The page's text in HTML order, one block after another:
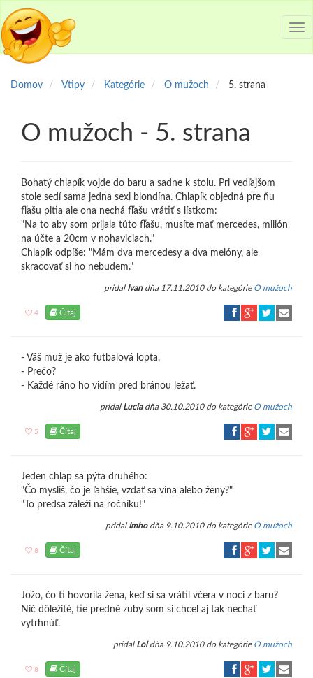
Domov Vtipy Kategórie O mužoch 5. strana
O mužoch - 5. strana
Bohatý chlapík vojde do baru a sadne k stolu. Pri vedľajšom
stole sedí sama jedna sexi blondína. Chlapík objedná pre ňu
fľašu pitia ale ona nechá fľašu vrátiť s lístkom:
"Na to aby som prijala túto fľašu, musíte mať mercedes, milión
na účte a 20cm v nohaviciach."
Chlapík odpíše: "Mám dva mercedesy a dva melóny, ale
skracovať si ho nebudem."
pridal Ivandňa 17.11.2010 do kategórie O mužoch
4 Čítaj
- Váš muž je ako futbalová lopta.
- Prečo?
- Každé ráno ho vidím pred bránou ležať.
pridal Luciadňa 30.10.2010 do kategórie O mužoch
5 Čítaj
Jeden chlap sa pýta druhého:
"Čo myslíš, čo je ľahšie, vzdať sa vína alebo ženy?"
"To predsa záleží na ročníku!"
pridal Imhodňa 9.10.2010 do kategórie O mužoch
8 Čítaj
Jožo, čo ti hovorila žena, keď si sa vrátil včera v noci z baru?
Nič dôležité, tie predné zuby som si chcel aj tak nechať
vytrhnúť.
pridal Loldňa 9.10.2010 do kategórie O mužoch
8 Čítaj